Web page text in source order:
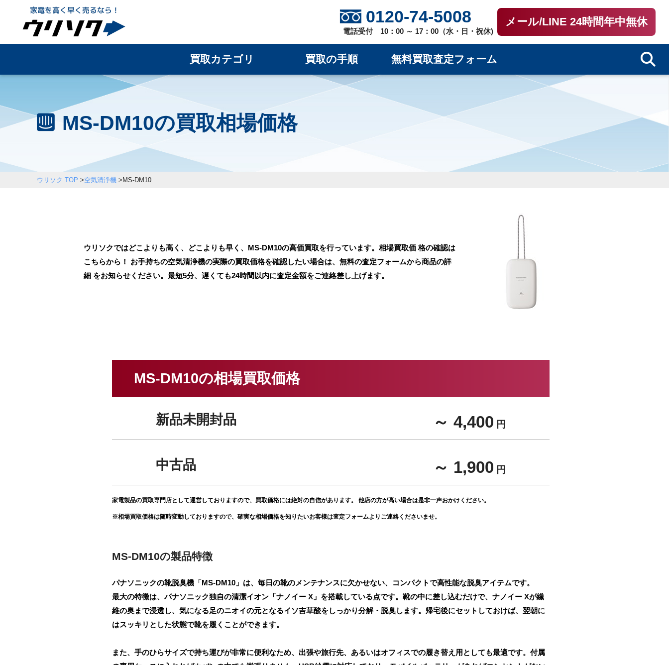
0120-74-5008
電話受付 10：00 ～ 17：00（水・日・祝休)
メール/LINE 24時間年中無休
買取カテゴリ 買取の手順 無料買取査定フォーム
MS-DM10の買取相場価格
ウリソク TOP >空気清浄機> MS-DM10
ウリソクではどこよりも高く、どこよりも早く、MS-DM10の高価買取を行っています。相場買取価 格の確認は
こちらから！ お手持ちの空気清浄機の実際の買取価格を確認したい場合は、無料の査定フォームから商品の詳
細 をお知らせください。最短5分、遅くても24時間以内に査定金額をご連絡差し上げます。
MS-DM10の相場買取価格
新品未開封品 ～ 4,400 円
中古品 ～ 1,900 円
家電製品の買取専門店として運営しておりますので、買取価格には絶対の自信があります。 他店の方が高い場合は是非一声おかけください。
※相場買取価格は随時変動しておりますので、確実な相場価格を知りたいお客様は査定フォームよりご連絡くださいませ。
MS-DM10の製品特徴
パナソニックの靴脱臭機「MS-DM10」は、毎日の靴のメンテナンスに欠かせない、コンパクトで高性能な脱臭アイテムです。
最大の特徴は、パナソニック独自の清潔イオン「ナノイー X」を搭載している点です。靴の中に差し込むだけで、ナノイー Xが繊
維の奥まで浸透し、気になる足のニオイの元となるイソ吉草酸をしっかり分解・脱臭します。帰宅後にセットしておけば、翌朝に
はスッキリとした状態で靴を履くことができます。
また、手のひらサイズで持ち運びが非常に便利なため、出張や旅行先、あるいはオフィスでの履き替え用としても最適です。付属